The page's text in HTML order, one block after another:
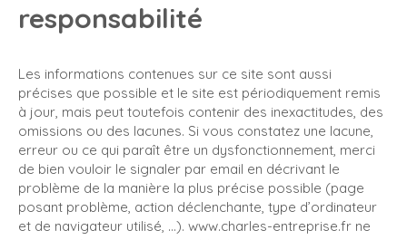
responsabilité
Les informations contenues sur ce site sont aussi
précises que possible et le site est périodiquement remis
à jour, mais peut toutefois contenir des inexactitudes, des
omissions ou des lacunes. Si vous constatez une lacune,
erreur ou ce qui paraît être un dysfonctionnement, merci
de bien vouloir le signaler par email en décrivant le
problème de la manière la plus précise possible (page
posant problème, action déclenchante, type d’ordinateur
et de navigateur utilisé, …). www.charles-entreprise.fr ne